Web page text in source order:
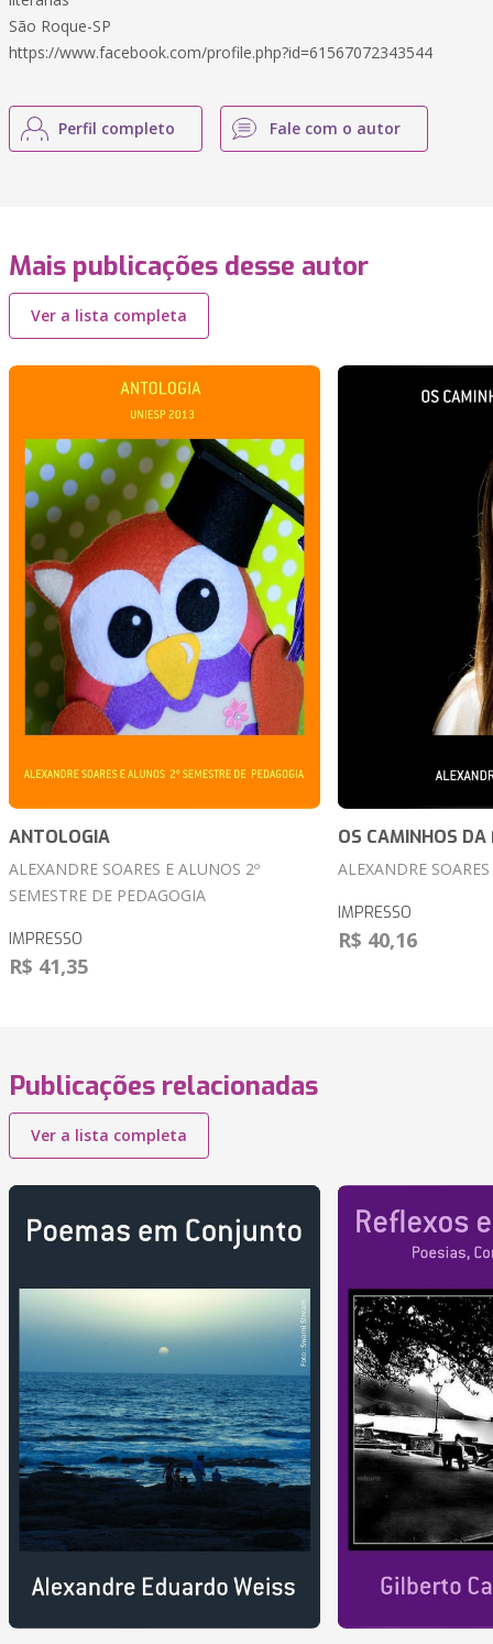
São Roque-SP
https://www.facebook.com/profile.php?id=61567072343544
Perfil completo Fale com o autor
Mais publicações desse autor
Ver a lista completa
ANTOLOGIA
ALEXANDRE SOARES E ALUNOS 2º
SEMESTRE DE PEDAGOGIA
IMPRESSO
R$ 41,35
OS CAMINHOS DA
ALEXANDRE SOARES
IMPRESSO
R$ 40,16
Publicações relacionadas
Ver a lista completa